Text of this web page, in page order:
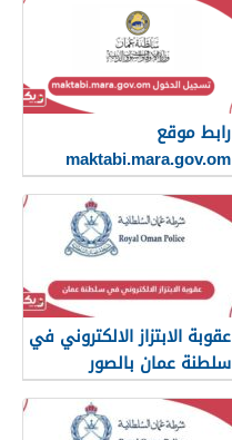
رابط موقع
maktabi.mara.gov.om
تسجيل الدخول
عقوبة الابتزاز الالكتروني في
سلطنة عمان بالصور
والرسائل